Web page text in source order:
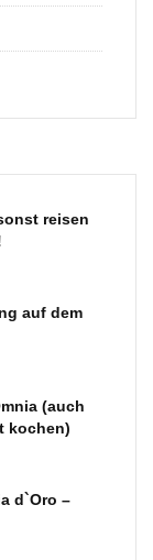
reisen
auf dem
(auch
kochen)
d`Oro –